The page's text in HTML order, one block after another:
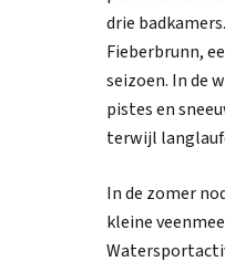
drie
Fieberbrunn,
seizoen. In de
pistes en
terwijl
In de zomer
kleine